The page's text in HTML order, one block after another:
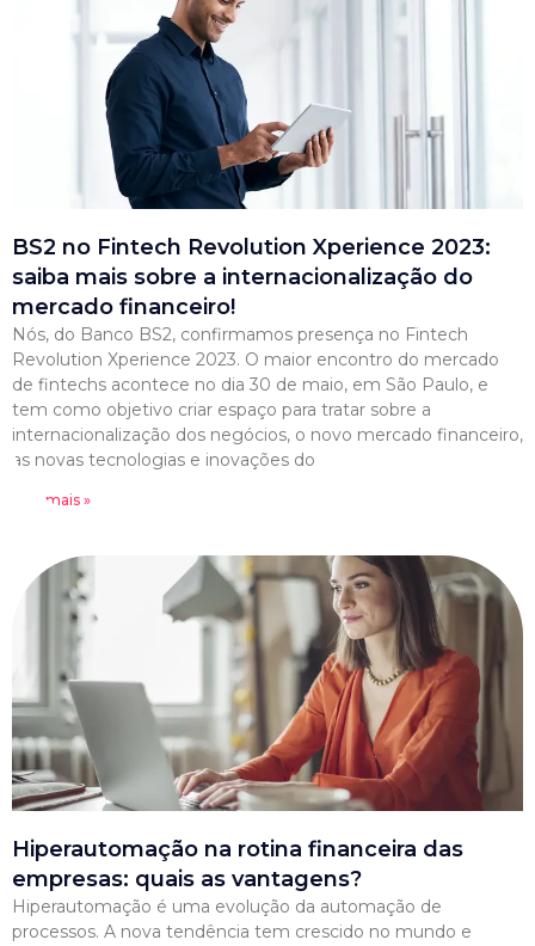
BS2 no Fintech Revolution Xperience 2023:
saiba mais sobre a internacionalização do
mercado financeiro!
Nós, do Banco BS2, confirmamos presença no Fintech
Revolution Xperience 2023. O maior encontro do mercado
de fintechs acontece no dia 30 de maio, em São Paulo, e
tem como objetivo criar espaço para tratar sobre a
internacionalização dos negócios, o novo mercado financeiro,
as novas tecnologias e inovações do
Leia mais »
Hiperautomação na rotina financeira das
empresas: quais as vantagens?
Hiperautomação é uma evolução da automação de
processos. A nova tendência tem crescido no mundo e